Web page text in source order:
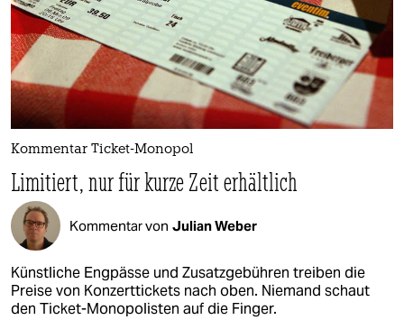
Kommentar Ticket-Monopol
Limitiert, nur für kurze Zeit erhältlich
Kommentar von Julian Weber
Künstliche Engpässe und Zusatzgebühren treiben die
Preise von Konzerttickets nach oben. Niemand schaut
den Ticket-Monopolisten auf die Finger.